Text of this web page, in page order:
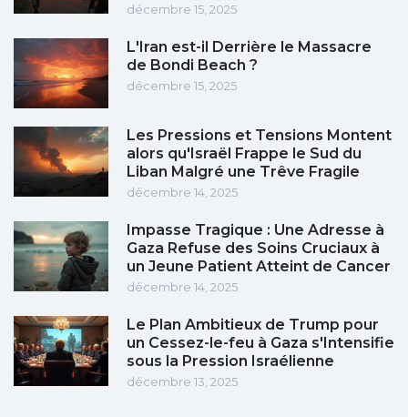
décembre 15, 2025
L'Iran est-il Derrière le Massacre
de Bondi Beach ?
décembre 15, 2025
Les Pressions et Tensions Montent
alors qu'Israël Frappe le Sud du
Liban Malgré une Trêve Fragile
décembre 14, 2025
Impasse Tragique : Une Adresse à
Gaza Refuse des Soins Cruciaux à
un Jeune Patient Atteint de Cancer
décembre 14, 2025
Le Plan Ambitieux de Trump pour
un Cessez-le-feu à Gaza s'Intensifie
sous la Pression Israélienne
décembre 13, 2025